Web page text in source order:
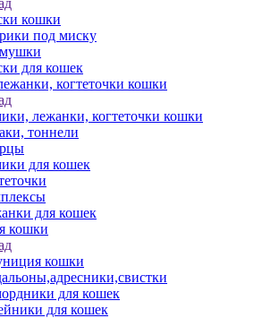
кошки
под миску
для кошек
когтеточки кошки
лежанки, когтеточки кошки
тоннели
для кошек
для кошек
кошки
кошки
для кошек
для кошек